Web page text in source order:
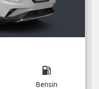
local_gas_station
Bensin